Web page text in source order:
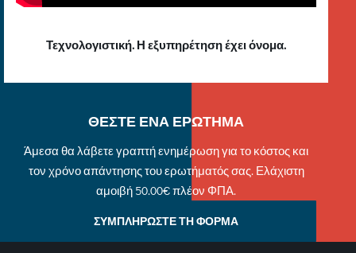
Τεχνολογιστική. Η εξυπηρέτηση έχει όνομα.
ΘΕΣΤΕ ΕΝΑ ΕΡΩΤΗΜΑ
Άμεσα θα λάβετε γραπτή ενημέρωση για το κόστος και
τον χρόνο απάντησης του ερωτήματός σας. Ελάχιστη
αμοιβή 50.00€ πλέον ΦΠΑ.
ΣΥΜΠΛΗΡΩΣΤΕ ΤΗ ΦΟΡΜΑ